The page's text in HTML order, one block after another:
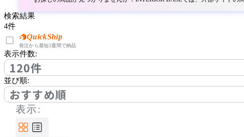
AZUMAYA
アズマヤ
BoConcept
ボーコンセプト
検索結果
4件
QuickShip
発注から最短2週間で納品
表示件数:
120件
並び順:
おすすめ順
表示: